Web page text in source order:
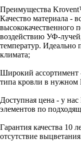
Преимущества
Качество материала -
высококачественного
воздействию УФ-
температур. Идеально
климата;
Широкий ассортимент
типа кровли в нужном
Доступная цена - у
элементов по
Гарантия качества 10
отсутствие